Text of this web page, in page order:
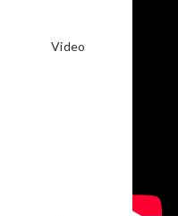
Video